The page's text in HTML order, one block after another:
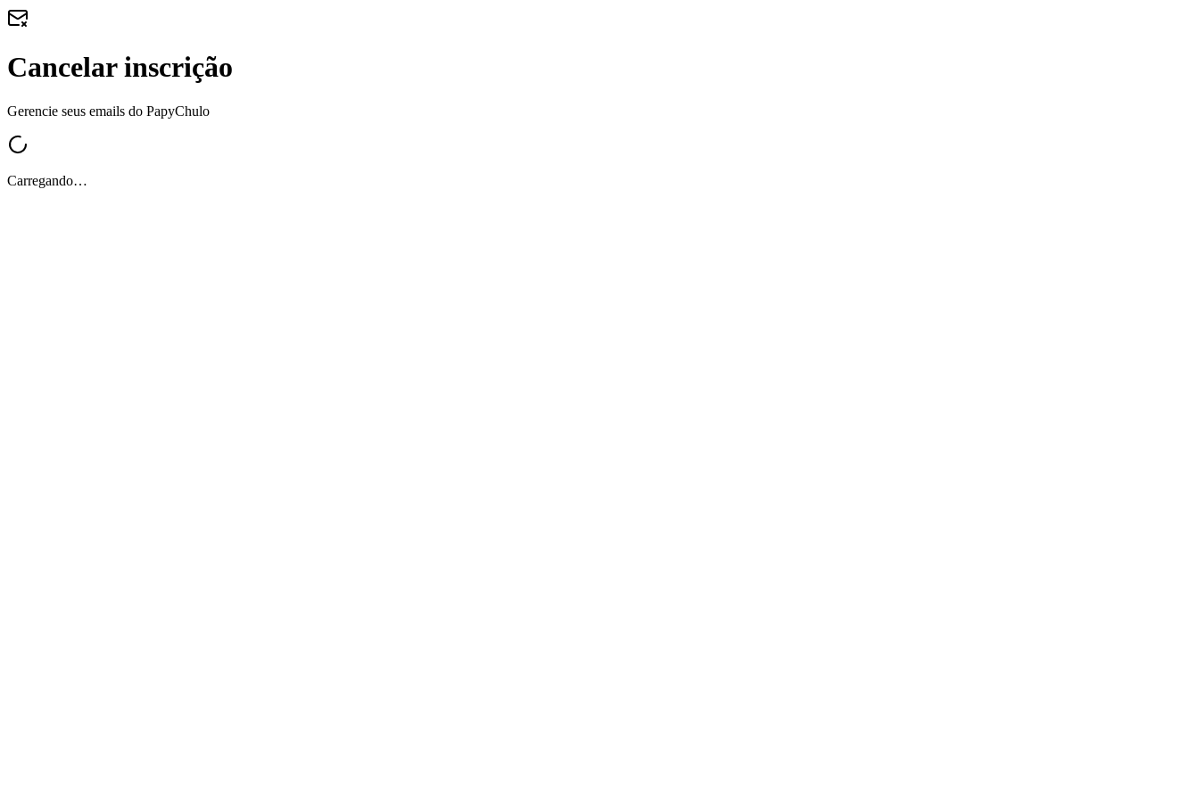
Cancelar inscrição
Gerencie seus emails do PapyChulo
Carregando…